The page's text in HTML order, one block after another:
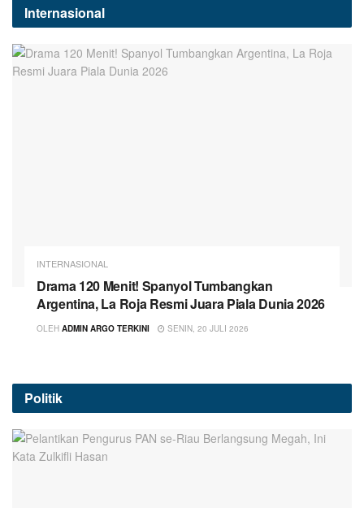
Internasional
INTERNASIONAL
Drama 120 Menit! Spanyol Tumbangkan
Argentina, La Roja Resmi Juara Piala Dunia 2026
OLEH ADMIN ARGO TERKINI SENIN, 20 JULI 2026
Politik